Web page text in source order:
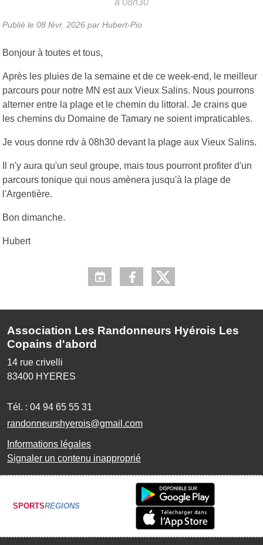
Publié le 08 févr. 2026 par Hubert-Pio
Bonjour à toutes et tous,
Après les pluies de la semaine et de ce week-end, le meilleur
parcours pour notre MN est aux Vieux Salins. Nous pourrons
alterner entre la plage et le chemin du littoral. Je crains que
les chemins du Domaine de Tamary ne soient impraticables.
Je vous donne rdv à 08h30 devant la plage aux Vieux Salins.
Il n'y aura qu'un seul groupe, mais tous pourront profiter d'un
parcours tonique qui nous amènera jusqu'à la plage de
l'Argentière.
Bon dimanche.
Hubert
Association Les Randonneurs Hyérois Les
Copains d'abord
14 rue crivelli
83400 HYERES
Tél. : 04 94 65 55 31
randonneurshyerois@gmail.com
Informations légales
Signaler un contenu inapproprié
SPORTSREGIONS